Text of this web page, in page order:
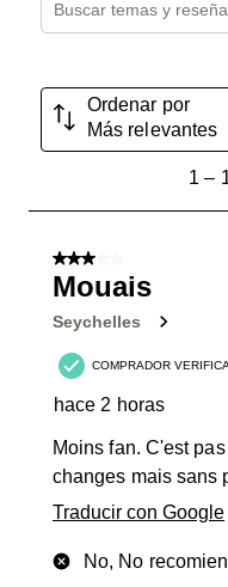
Ordenar por
Más relevantes
Reseña.
1 –
3 de 5 estrellas.
Mouais
Seychelles
COMPRADOR
hace 2 horas
Moins fan. C'est
changes mais sans
Traducir con Google
No, No